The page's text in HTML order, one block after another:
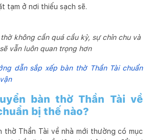
tạm ở nơi thiếu sạch sẽ.
không cần quá cầu kỳ, sự chỉn chu và
vẫn luôn quan trọng hơn
dẫn sắp xếp bàn thờ Thần Tài chuẩn
bàn thờ Thần Tài về
bị thế nào?
thờ Thần Tài về nhà mới thường có mục